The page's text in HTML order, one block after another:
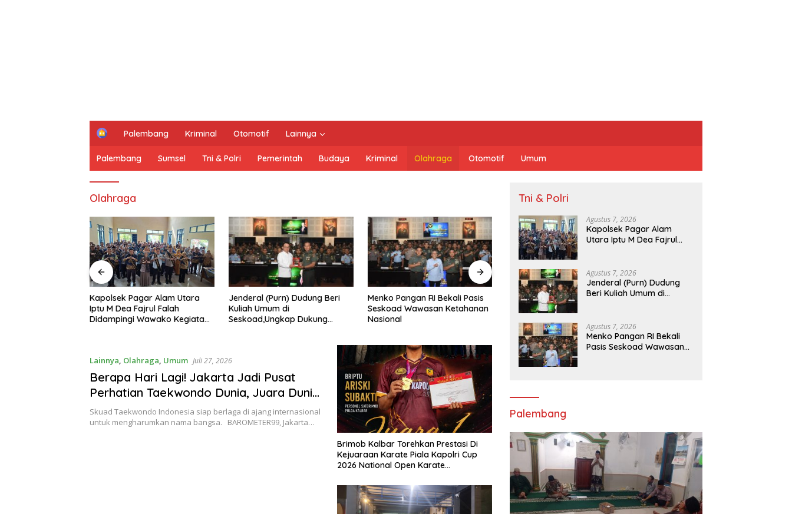
H
m
e
Palembang Kriminal Otomotif Lainnya
Palembang Sumsel Tni & Polri Pemerintah Budaya Kriminal Olahraga Otomotif Umum
Olahraga
Jenderal (Purn) Dudung Beri
Kuliah Umum di
Seskoad,Ungkap Dukung
Menko Pangan RI Bekali Pasis
Seskoad Wawasan Ketahanan
Nasional
Mendagri Tito Karnavian:
Integritas Kepala Daerah Kunci
Wujudkan Pemerintahan Bersih
TMMD Ke-129 Tak Hanya
Membangun, Tapi Juga
Ketahanan Pangan
Panglima TNI Sambut
Lainnya, Olahraga, Umum Juli 27, 2026
Berapa Hari Lagi! Jakarta Jadi Pusat
Perhatian Taekwondo Dunia, Juara Dunia
hingga Kampiun Asia Siap Berlaga di 8th
Asian Taekwondo Indonesia Open 2026
​Skuad Taekwondo Indonesia siap berlaga di ajang internasional
untuk mengharumkan nama bangsa. BAROMETER99, Jakarta…
Brimob Kalbar Torehkan Prestasi Di
Kejuaraan Karate Piala Kapolri Cup
2026 National Open Karate
Tni & Polri
Agustus 7, 2026
Kapolsek Pagar Alam
Utara Iptu M Dea Fajrul
Agustus 7, 2026
Jenderal (Purn) Dudung
Beri Kuliah Umum di
Presiden
Agustus 7, 2026
Menko Pangan RI Bekali
Pasis Seskoad Wawasan
Palembang